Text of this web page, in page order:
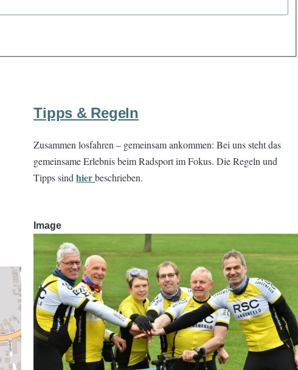
Tipps & Regeln
Zusammen losfahren – gemeinsam ankommen: Bei uns steht das
gemeinsame Erlebnis beim Radsport im Fokus. Die Regeln und
Tipps sindhier beschrieben.
Image